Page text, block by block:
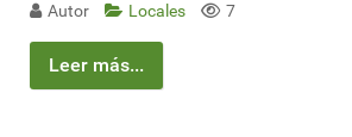
Autor Locales 7
Leer más...